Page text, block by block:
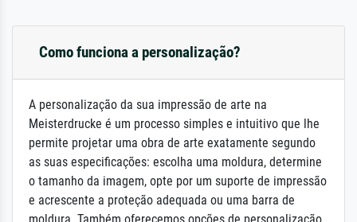
Como funciona a personalização?
A personalização da sua impressão de arte na
Meisterdrucke é um processo simples e intuitivo que lhe
permite projetar uma obra de arte exatamente segundo
as suas especificações: escolha uma moldura, determine
o tamanho da imagem, opte por um suporte de impressão
e acrescente a proteção adequada ou uma barra de